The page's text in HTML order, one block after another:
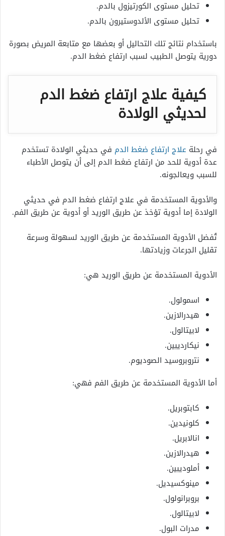
تحليل مستوى الكورتيزول بالدم.
تحليل مستوى الألدوستيرون بالدم.
باستخدام نتائج تلك التحاليل أو بعضها مع متابعة المريض بصورة
دورية يتوصل الطبيب لسبب ارتفاع ضغط الدم.
كيفية علاج ارتفاع ضغط الدم
لحديثي الولادة
في رحلة علاج ارتفاع ضغط الدم في حديثي الولادة تستخدم
عدة أدوية للحد من ارتفاع ضغط الدم إلى أن يتوصل الأطباء
للسبب ويعالجونه.
والأدوية المستخدمة في علاج ارتفاع ضغط الدم في حديثي
الولادة إما أدوية تؤخذ عن طريق الوريد أو أدوية عن طريق الفم.
تُفضل الأدوية المستخدمة عن طريق الوريد لسهولة وسرعة
تقليل الجرعات وزيادتها.
الأدوية المستخدمة عن طريق الوريد هي:
اسمولول.
هيدرالازين.
لابيتالول.
نيكارديبين.
نتروبروسيد الصوديوم.
أما الأدوية المستخدمة عن طريق الفم فهي:
كابتوبريل.
كلونيدين.
انالابريل.
هيدرالازين.
أملوديبين.
مينوكسيديل.
بروبرانولول.
لابيتالول.
مدرات البول.